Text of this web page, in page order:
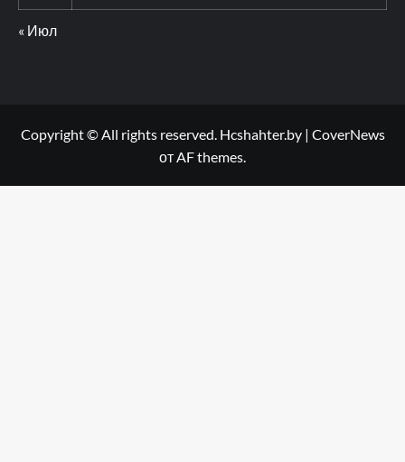
« Июл
Copyright © All rights reserved. Hcshahter.by | CoverNews
от AF themes.